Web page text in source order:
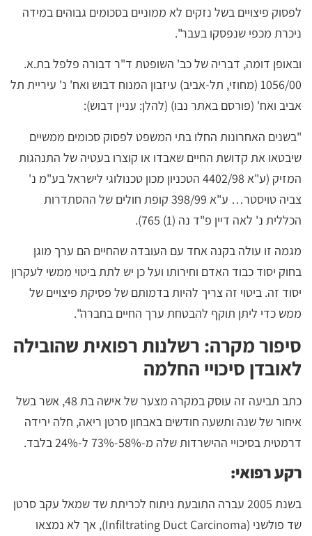
לפסוק פיצויים בשל נזקים לא ממוניים בסכומים גבוהים במידה
ניכרת מכפי שנפסקו בעבר".
ובאופן דומה, דבריה של כב' השופטת ד"ר דבורה פלפל בת.א.
1056/00 (מחוזי, תל-אביב) עיזבון המנוח דבוש ואח' נ' עיריית תל
אביב ואח' (פורסם באתר נבו) (להלן: עניין דבוש):
"בשנים האחרונות החלו בתי המשפט לפסוק סכומים ממשיים
שיבטאו את קדושת החיים שאבדו או קוצרו בעטיה של התנהגות
המזיק (ע"א 4402/98 הטכניון מכון טכנולוגי לישראל בע"מ נ'
צביה טויסטר… ע"א 398/99 קופת חולים של ההסתדרות
הכללית נ' לאה דיין פ"ד נה (1) 765).
מגמה זו עולה בקנה אחד עם העובדה שהחיים הם ערך מוגן
בחוק יסוד כבוד האדם וחירותו ועל כן יש לתת ביטוי ממשי לעקרון
יסוד זה. ביטוי זה צריך להיות בדמותם של פסיקת פיצויים של
ממש כדי ליתן תוקף להבטחת ערך החיים בחברה".
סיפור מקרה: רשלנות רפואית שהובילה
לאובדן סיכויי החלמה
כתב תביעה זה עוסק במקרה מצער של אישה בת 48, אשר בשל
איחור של שנה ותשעה חודשים באבחון סרטן ריאה, חלה ירידה
דרמטית בסיכויי ההישרדות שלה מ-58%-73% ל-24% בלבד.
רקע רפואי:
בשנת 2005 עברה התובעת ניתוח לכריתת שד שמאל עקב סרטן
שד פולשני (Infiltrating Duct Carcinoma), אך לא נמצאו